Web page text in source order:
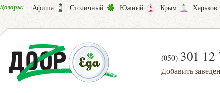
Дозоры: Афиша Столичный Южный Крым Харьков
(050) 301 12
Добавить